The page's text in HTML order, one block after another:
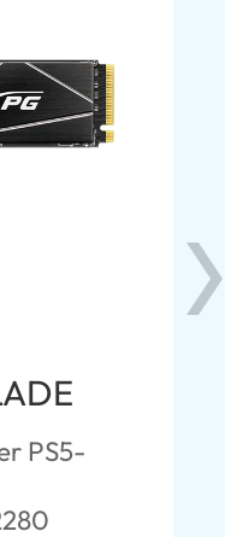
PS5-